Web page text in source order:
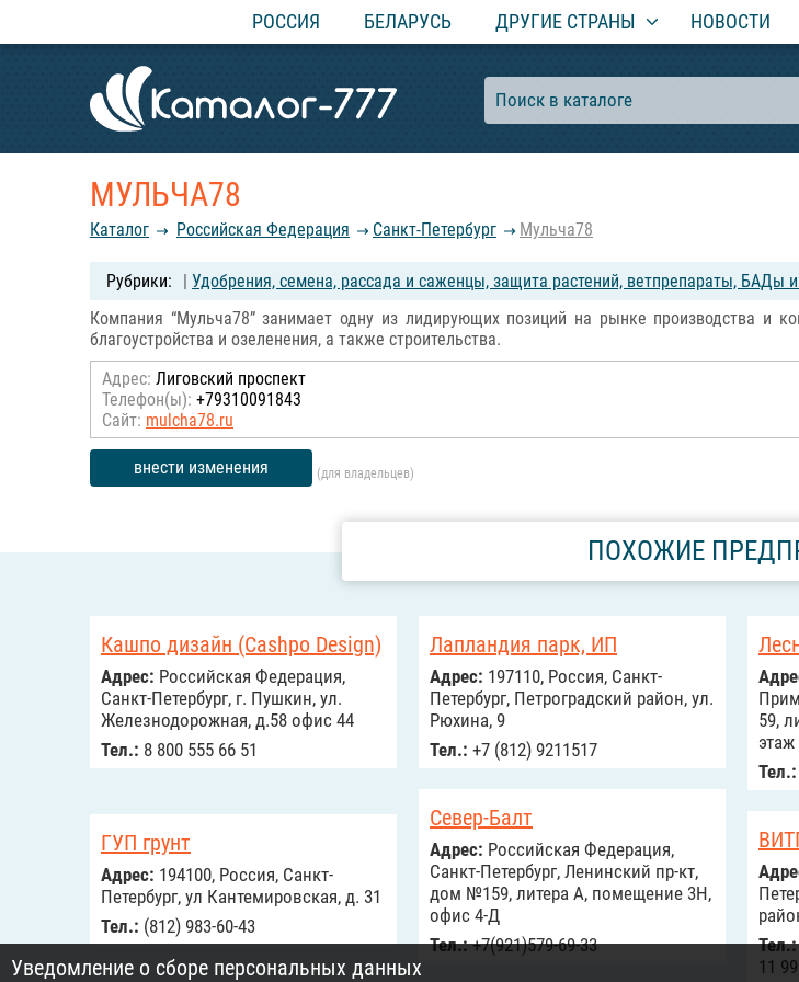
РОССИЯ БЕЛАРУСЬ ДРУГИЕ СТРАНЫ НОВОСТИ
МУЛЬЧА78
Каталог Российcкая Федерация Санкт-Петербург Мульча78
| Удобрения, семена, рассада и саженцы, защита растений, ветпрепараты, БАДы
Компания “Мульча78” занимает одну из лидирующих позиций на рынке производства и
благоустройства и озеленения, а также строительства.
Адрес: Лиговский проспект
Телефон(ы): +79310091843
Сайт: mulcha78.ru
внести изменения (для владельцев)
ПОХОЖИЕ
Кашпо дизайн (Cashpo Design)
Адрес: Российcкая Федерация,
Санкт-Петербург, г. Пушкин, ул.
Железнодорожная, д.58 офис 44
Тел.: 8 800 555 66 51
Лапландия парк, ИП
Адрес: 197110, Россия, Санкт-
Петербург, Петроградский район, ул.
Рюхина, 9
Тел.: +7 (812) 9211517
59,
этаж
Тел.:
Cевер-Балт
Адрес: Российcкая Федерация,
Санкт-Петербург, Ленинский пр-кт,
дом №159, литера А, помещение 3H,
офис 4-Д
Тел.:+7(921)579-69-33
Тел.:
11 99
ГУП грунт
Адрес: 194100, Россия, Санкт-
Петербург, ул Кантемировская, д. 31
Тел.: (812) 983-60-43
Уведомление о сборе персональных данных